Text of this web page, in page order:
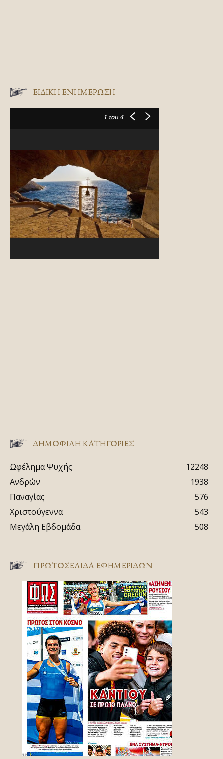
ΕΙΔΙΚΉ ΕΝΗΜΈΡΩΣΗ
1 του 4
ΔΗΜΟΦΙΛΗ ΚΑΤΗΓΟΡΙΕΣ
Ωφέλημα Ψυχής
12248
Ανδρών
1938
Παναγίας
576
Χριστούγεννα
543
Μεγάλη Εβδομάδα
508
ΠΡΩΤΟΣΈΛΙΔΑ ΕΦΗΜΕΡΊΔΩΝ